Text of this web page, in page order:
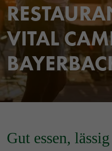
VITAL
Gut essen,